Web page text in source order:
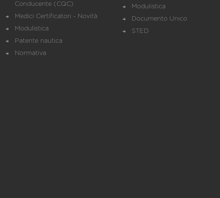
Conducente (CQC)
Medici Certificatori - Novità
Modulistica
Patente nautica
Normativa
Modulistica
Documento Unico
STED